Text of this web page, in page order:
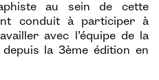
au sein de cette
conduit à participer à
avec l’équipe de la
la 3ème édition en